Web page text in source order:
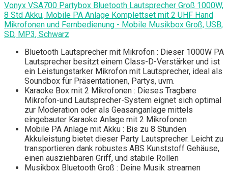
Vonyx VSA700 Partybox Bluetooth Lautsprecher Groß 1000W,
8 Std Akku, Mobile PA Anlage Komplettset mit 2 UHF Hand
Mikrofonen und Fernbedienung - Mobile Musikbox Groß, USB,
SD, MP3, Schwarz
Bluetooth Lautsprecher mit Mikrofon : Dieser 1000W PA
Lautsprecher besitzt einem Class-D-Verstärker und ist
ein Leistungstarker Mikrofon mit Lautsprecher, ideal als
Soundbox für Präsentationen, Partys, uvm.
Karaoke Box mit 2 Mikrofonen : Dieses Tragbare
Mikrofon-und Lautsprecher-System eignet sich optimal
zur Moderation oder als Geasanganlage mittels
eingebauter Karaoke Anlage mit 2 Mikrofonen
Mobile PA Anlage mit Akku : Bis zu 8 Stunden
Akkuleistung bietet dieser Party Lautsprecher. Leicht zu
transportieren dank robustes ABS Kunststoff Gehäuse,
einen ausziehbaren Griff, und stabile Rollen
Musikbox Bluetooth Groß : Deine Musik streamen